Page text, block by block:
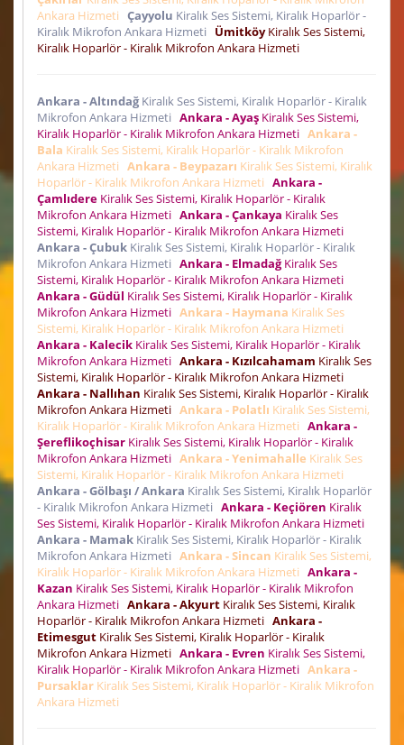
Ankara Hizmeti Çayyolu Kiralık Ses Sistemi, Kiralık Hoparlör -
Kiralık Mikrofon Ankara Hizmeti
ÜmitköyKiralık Ses Sistemi,
Kiralık Hoparlör - Kiralık Mikrofon Ankara Hizmeti
Ankara - AltındağKiralık Ses Sistemi, Kiralık Hoparlör - Kiralık
Mikrofon Ankara Hizmeti Ankara - Ayaş Kiralık Ses Sistemi,
Kiralık Hoparlör - Kiralık Mikrofon Ankara Hizmeti Ankara -
Bala Kiralık Ses Sistemi, Kiralık Hoparlör - Kiralık Mikrofon
Ankara Hizmeti Ankara - Beypazarı Kiralık Ses Sistemi, Kiralık
Hoparlör - Kiralık Mikrofon Ankara Hizmeti Ankara -
Çamlıdere Kiralık Ses Sistemi, Kiralık Hoparlör - Kiralık
Mikrofon Ankara Hizmeti Ankara - Çankaya Kiralık Ses
Sistemi, Kiralık Hoparlör - Kiralık Mikrofon Ankara Hizmeti
Ankara - Çubuk Kiralık Ses Sistemi, Kiralık Hoparlör - Kiralık
Mikrofon Ankara Hizmeti Ankara - ElmadağKiralık Ses
Sistemi, Kiralık Hoparlör - Kiralık Mikrofon Ankara Hizmeti
Ankara - Güdül Kiralık Ses Sistemi, Kiralık Hoparlör - Kiralık
Mikrofon Ankara Hizmeti Ankara - Haymana Kiralık Ses
Sistemi, Kiralık Hoparlör - Kiralık Mikrofon Ankara Hizmeti
Ankara - Kalecik Kiralık Ses Sistemi, Kiralık Hoparlör - Kiralık
Mikrofon Ankara Hizmeti Ankara - Kızılcahamam Kiralık Ses
Sistemi, Kiralık Hoparlör - Kiralık Mikrofon Ankara Hizmeti
Ankara - Nallıhan Kiralık Ses Sistemi, Kiralık Hoparlör - Kiralık
Mikrofon Ankara Hizmeti Ankara - Polatlı Kiralık Ses Sistemi,
Kiralık Hoparlör - Kiralık Mikrofon Ankara Hizmeti Ankara -
Şereflikoçhisar Kiralık Ses Sistemi, Kiralık Hoparlör - Kiralık
Mikrofon Ankara Hizmeti Ankara - Yenimahalle Kiralık Ses
Sistemi, Kiralık Hoparlör - Kiralık Mikrofon Ankara Hizmeti
Ankara - Gölbaşı / Ankara Kiralık Ses Sistemi, Kiralık Hoparlör
- Kiralık Mikrofon Ankara Hizmeti Ankara - Keçiören Kiralık
Ses Sistemi, Kiralık Hoparlör - Kiralık Mikrofon Ankara Hizmeti
Ankara - Mamak Kiralık Ses Sistemi, Kiralık Hoparlör - Kiralık
Mikrofon Ankara Hizmeti Ankara - Sincan Kiralık Ses Sistemi,
Kiralık Hoparlör - Kiralık Mikrofon Ankara Hizmeti Ankara -
Kazan Kiralık Ses Sistemi, Kiralık Hoparlör - Kiralık Mikrofon
Ankara Hizmeti Ankara - Akyurt Kiralık Ses Sistemi, Kiralık
Hoparlör - Kiralık Mikrofon Ankara Hizmeti Ankara -
Etimesgut Kiralık Ses Sistemi, Kiralık Hoparlör - Kiralık
Mikrofon Ankara Hizmeti Ankara - Evren Kiralık Ses Sistemi,
Kiralık Hoparlör - Kiralık Mikrofon Ankara Hizmeti Ankara -
Pursaklar Kiralık Ses Sistemi, Kiralık Hoparlör - Kiralık Mikrofon
Ankara Hizmeti